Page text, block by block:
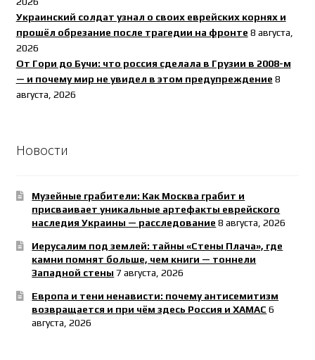
Украинский солдат узнал о своих еврейских корнях и
прошёл обрезание после трагедии на фронте 8 августа,
2026
От Гори до Бучи: что россия сделала в Грузии в 2008-м
— и почему мир не увидел в этом предупреждение 8
августа, 2026
Новости
Музейные грабители: Как Москва грабит и
присваивает уникальные артефакты еврейского
наследия Украины — расследование 8 августа, 2026
Иерусалим под землей: тайны «Стены Плача», где
камни помнят больше, чем книги — тоннели
Западной стены 7 августа, 2026
Европа и тени ненависти: почему антисемитизм
возвращается и при чём здесь Россия и ХАМАС 6
августа, 2026